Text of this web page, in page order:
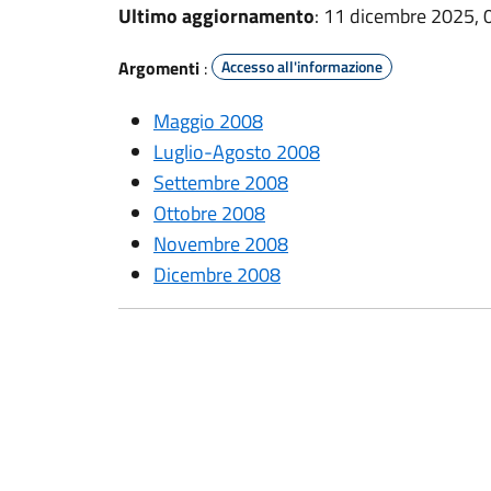
Ultimo aggiornamento: 11 dicembre 2025,
Argomenti : Accesso all'informazione
Maggio 2008
Luglio-Agosto 2008
Settembre 2008
Ottobre 2008
Novembre 2008
Dicembre 2008